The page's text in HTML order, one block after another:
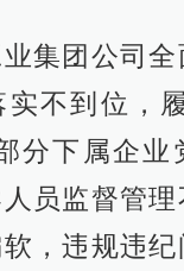
集团公司
不到位，
分下属企业
员监督管
，违规违